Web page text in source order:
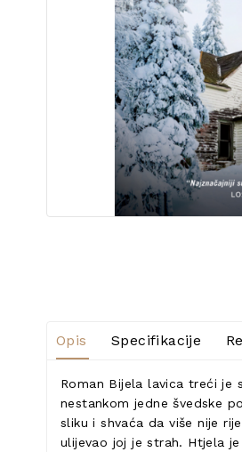
Opis Specifikacije
Roman Bijela lavica treći je
nestankom jedne švedske
sliku i shvaća da više nije
ulijevao joj je strah. Htjela